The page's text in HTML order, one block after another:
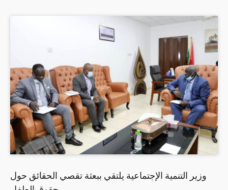
وزير التنمية الإجتماعية يلتقي ببعثة تقصي الحقائق حول